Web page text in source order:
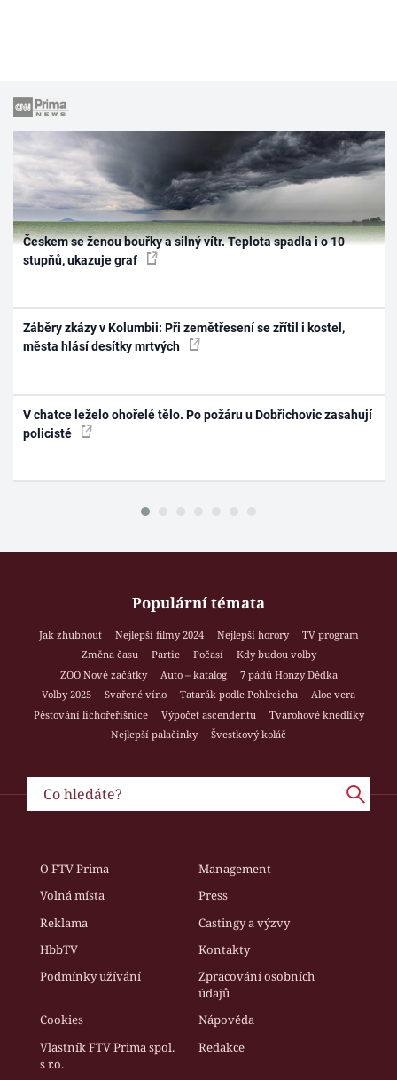
Českem se ženou bouřky a silný vítr. Teplota spadla i o 10
stupňů, ukazuje graf
Záběry zkázy v Kolumbii: Při zemětřesení se zřítil i kostel,
města hlásí desítky mrtvých
V chatce leželo ohořelé tělo. Po požáru u Dobřichovic zasahují
policisté
Populární témata
Jak zhubnout Nejlepší filmy 2024 Nejlepší horory
TV program
Změna času
Partie Počasí
Kdy budou volby
ZOO Nové začátky
Auto – katalog
7 pádů Honzy Dědka
Volby 2025
Svařené víno Tatarák podle Pohlreicha
Aloe vera
Pěstování lichořeřišnice
Výpočet ascendentu
Tvarohové knedlíky
Nejlepší palačinky
Švestkový koláč
O FTV Prima
Management
Volná místa
Press
Reklama
Castingy a výzvy
HbbTV
Kontakty
Podmínky užívání
Zpracování osobních
údajů
Cookies
Nápověda
Vlastník FTV Prima spol.
s r.o.
Redakce